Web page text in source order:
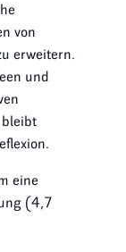
von
erweitern.
und
eine
(4,7